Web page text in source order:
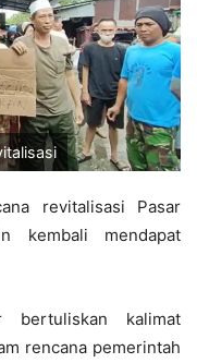
revitalisasi Pasar
kembali mendapat
bertuliskan kalimat
rencana pemerintah